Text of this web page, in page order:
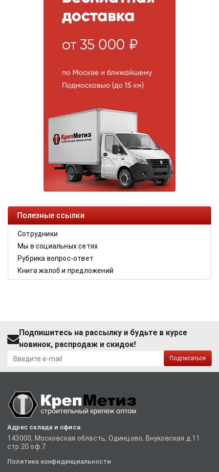
Полезные ссылки
Сотрудники
Мы в социальных сетях
Рубрика вопрос-ответ
Книга жалоб и предложений
Подпишитесь на рассылку и будьте в курсе
новинок, распродаж и скидок!
Подписаться
Адрес склада и офиса:
143000, Московская область, Одинцово, Внуковская д.11
стр.20 оф.7
Политика конфиденциальности